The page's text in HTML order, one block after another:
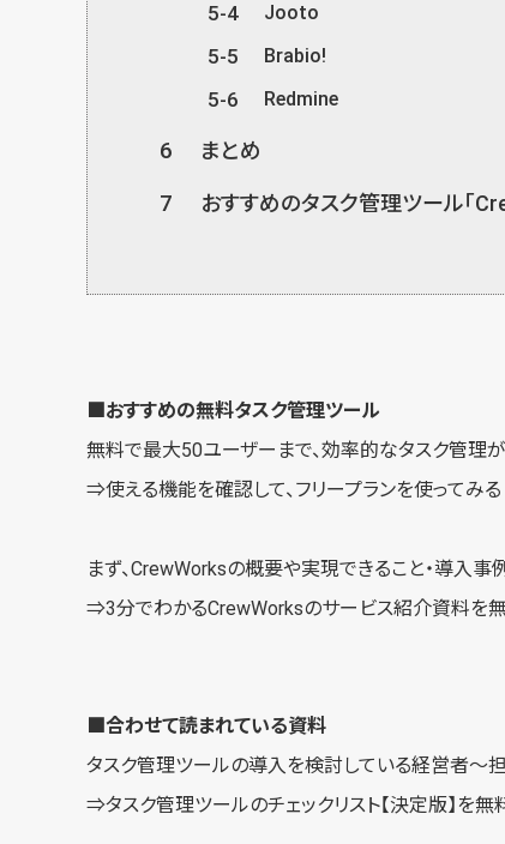
5-4 Jooto
5-5 Brabio!
5-6 Redmine
6 まとめ
7 おすすめのタスク管理ツール「
■おすすめの無料タスク管理ツール
無料で最大50ユーザーまで、効率的なタスク管理が
⇒使える機能を確認して、フリープランを使ってみる
まず、CrewWorksの概要や実現できること・導入
⇒3分でわかるCrewWorksのサービス紹介資料を
■合わせて読まれている資料
タスク管理ツールの導入を検討している経営者～
⇒タスク管理ツールのチェックリスト【決定版】を無